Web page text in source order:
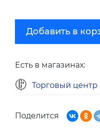
Добавить в
Есть в магазинах:
Торговый
Поделится